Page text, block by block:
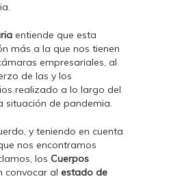
entiende que esta
más a la que nos tienen
empresariales, al
de las y los
realizado a lo largo del
situación de pandemia.
y teniendo en cuenta
nos encontramos
los Cuerpos
convocar al estado de